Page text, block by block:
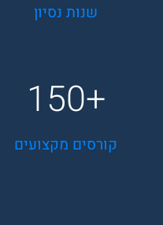
שנות נסיון
150
קורסים מקצועים